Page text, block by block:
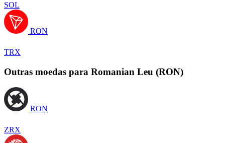
SOL
RON
TRX
Outras moedas para Romanian Leu (RON)
RON
ZRX